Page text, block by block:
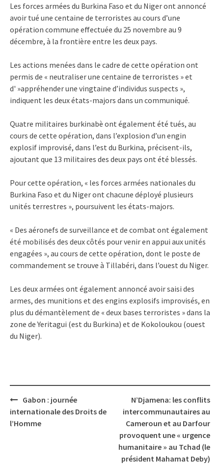
Les forces armées du Burkina Faso et du Niger ont annoncé
avoir tué une centaine de terroristes au cours d’une
opération commune effectuée du 25 novembre au 9
décembre, à la frontière entre les deux pays.
Les actions menées dans le cadre de cette opération ont
permis de « neutraliser une centaine de terroristes » et
d' »appréhender une vingtaine d’individus suspects »,
indiquent les deux états-majors dans un communiqué.
Quatre militaires burkinabè ont également été tués, au
cours de cette opération, dans l’explosion d’un engin
explosif improvisé, dans l’est du Burkina, précisent-ils,
ajoutant que 13 militaires des deux pays ont été blessés.
Pour cette opération, « les forces armées nationales du
Burkina Faso et du Niger ont chacune déployé plusieurs
unités terrestres », poursuivent les états-majors.
« Des aéronefs de surveillance et de combat ont également
été mobilisés des deux côtés pour venir en appui aux unités
engagées », au cours de cette opération, dont le poste de
commandement se trouve à Tillabéri, dans l’ouest du Niger.
Les deux armées ont également annoncé avoir saisi des
armes, des munitions et des engins explosifs improvisés, en
plus du démantèlement de « deux bases terroristes » dans la
zone de Yeritagui (est du Burkina) et de Kokoloukou (ouest
du Niger).
Post
navigation
Gabon : journée
internationale des Droits de
l’Homme
N’Djamena: les conflits
intercommunautaires au
Cameroun et au Darfour
provoquent une « urgence
humanitaire » au Tchad (le
président Mahamat Deby)